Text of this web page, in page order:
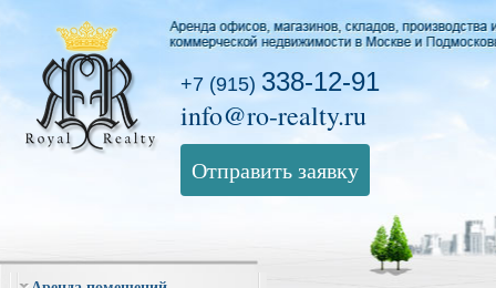
+7 (915) 338-12-91
info@ro-realty.ru
Отправить заявку